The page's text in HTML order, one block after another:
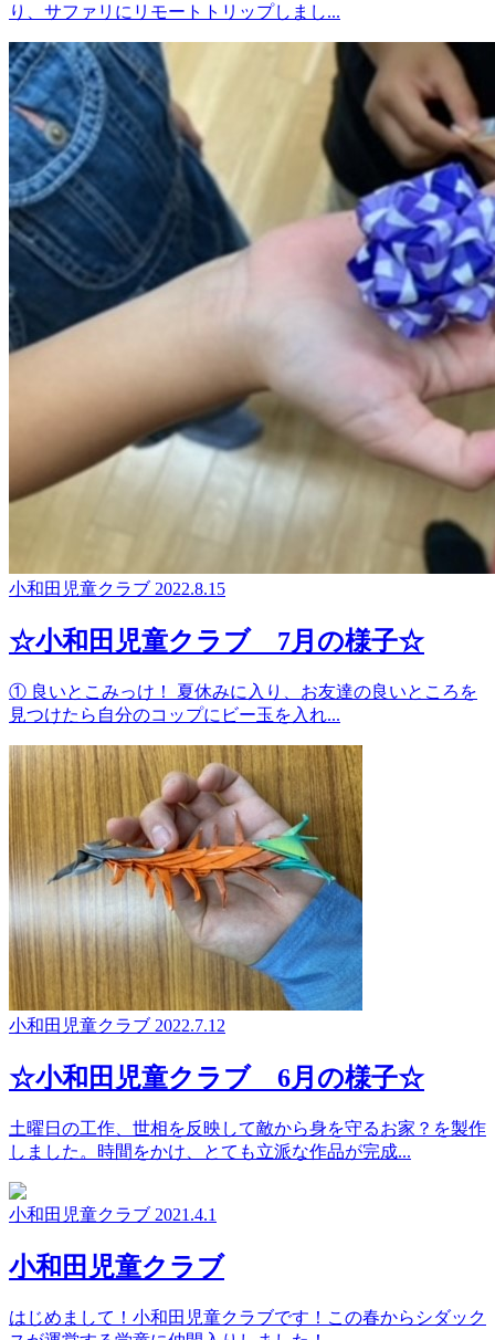
り、サファリにリモートトリップしまし...
小和田児童クラブ 2022.8.15
☆小和田児童クラブ 7月の様子☆
① 良いとこみっけ！ 夏休みに入り、お友達の良いところを
見つけたら自分のコップにビー玉を入れ...
小和田児童クラブ 2022.7.12
☆小和田児童クラブ 6月の様子☆
土曜日の工作、世相を反映して敵から身を守るお家？を製作
しました。時間をかけ、とても立派な作品が完成...
小和田児童クラブ 2021.4.1
小和田児童クラブ
はじめまして！小和田児童クラブです！この春からシダック